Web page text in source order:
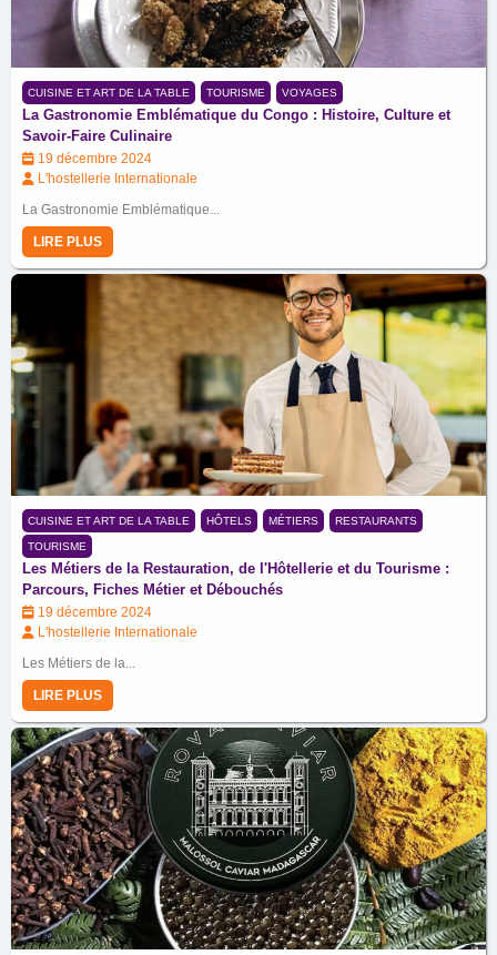
CUISINE ET ART DE LA TABLE TOURISME VOYAGES
La Gastronomie Emblématique du Congo : Histoire, Culture et
Savoir-Faire Culinaire
19 décembre 2024
L'hostellerie Internationale
La Gastronomie Emblématique...
LIRE PLUS
CUISINE ET ART DE LA TABLE HÔTELS MÉTIERS RESTAURANTS
TOURISME
Les Métiers de la Restauration, de l'Hôtellerie et du Tourisme :
Parcours, Fiches Métier et Débouchés
19 décembre 2024
L'hostellerie Internationale
Les Métiers de la...
LIRE PLUS